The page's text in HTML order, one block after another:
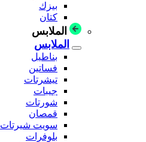
بيزك
كتان
الملابس
الملابس
بناطيل
فساتين
تيشرتات
جيبات
شورتات
قمصان
سويت شيرتات
بلوفرات